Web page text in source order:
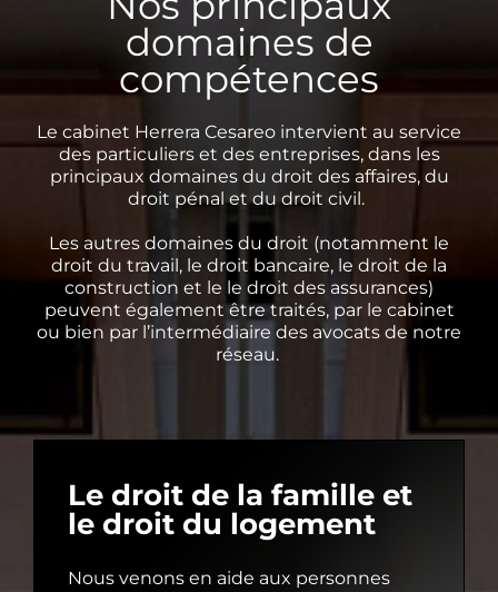
domaines de
compétences
Le cabinet Herrera Cesareo intervient au service
des particuliers et des entreprises, dans les
principaux domaines du droit des affaires, du
droit pénal et du droit civil.
Les autres domaines du droit (notamment le
droit du travail, le droit bancaire, le droit de la
construction et le le droit des assurances)
peuvent également être traités, par le cabinet
ou bien par l’intermédiaire des avocats de notre
réseau.
Le droit de la famille et
le droit du logement
Nous venons en aide aux personnes